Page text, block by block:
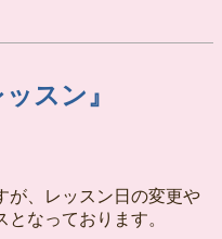
スン』
が、レッスン日の変更や
なっております。